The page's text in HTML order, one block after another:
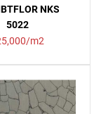
NKS
5022
m2